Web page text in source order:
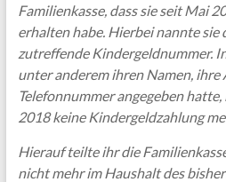
Familienkasse, dass sie seit Mai
erhalten habe. Hierbei nannte sie
zutreffende Kindergeldnummer.
unter anderem ihren Namen, ihre
Telefonnummer angegeben
2018 keine Kindergeldzahlung
Hierauf teilte ihr die
nicht mehr im Haushalt des